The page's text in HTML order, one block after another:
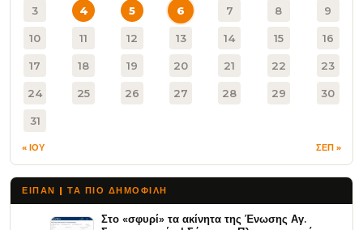
3 4 5 6 7 8 9
10 11 12 13 14 15 16
17 18 19 20 21 22 23
24 25 26 27 28 29 30
31
« ΙΟΥ ΣΕΠ »
ΕΙΠΑΝ | ΤΑ ΠΙΟ ΔΗΜΟΦΙΛΉ
Στο «σφυρί» τα ακίνητα της Ένωσης Αγ.